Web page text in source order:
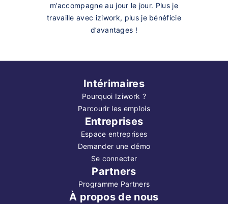
m’accompagne au jour le jour. Plus je
travaille avec iziwork, plus je bénéficie
d’avantages !
Intérimaires
Pourquoi Iziwork ?
Parcourir les emplois
Entreprises
Espace entreprises
Demander une démo
Se connecter
Partners
Programme Partners
À propos de nous